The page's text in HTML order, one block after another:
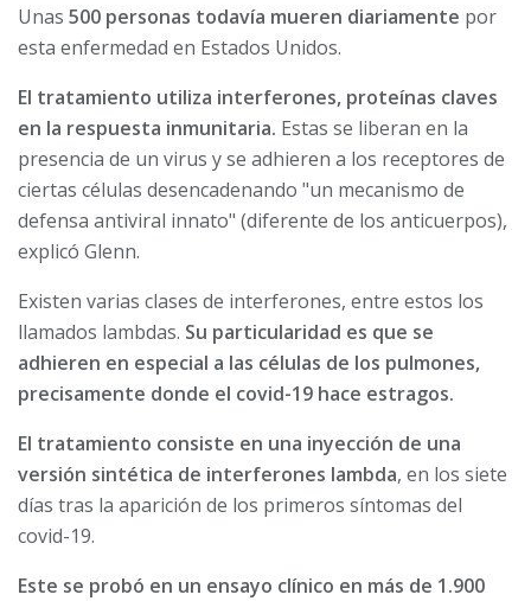
Unas 500 personas todavía mueren diariamente por
esta enfermedad en Estados Unidos.
El tratamiento utiliza interferones, proteínas claves
en la respuesta inmunitaria. Estas se liberan en la
presencia de un virus y se adhieren a los receptores de
ciertas células desencadenando "un mecanismo de
defensa antiviral innato" (diferente de los anticuerpos),
explicó Glenn.
Existen varias clases de interferones, entre estos los
llamados lambdas. Su particularidad es que se
adhieren en especial a las células de los pulmones,
precisamente donde el covid-19 hace estragos.
El tratamiento consiste en una inyección de una
versión sintética de interferones lambda, en los siete
días tras la aparición de los primeros síntomas del
covid-19.
Este se probó en un ensayo clínico en más de 1.900